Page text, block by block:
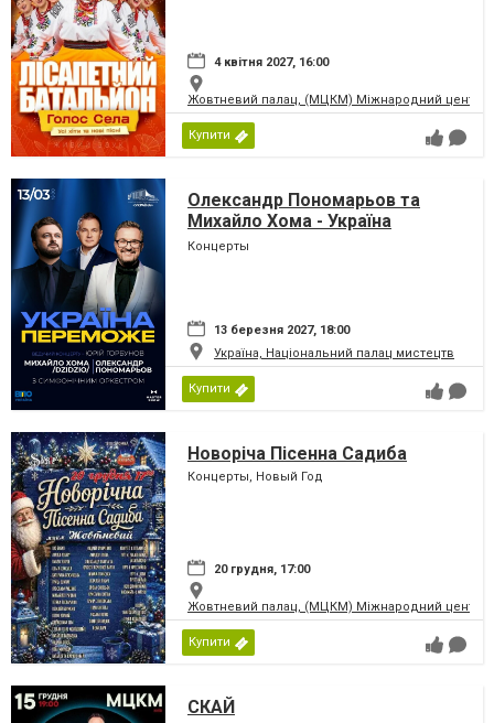
4 квітня 2027, 16:00
Жовтневий палац, (МЦКМ) Міжнародний центр
Купити
Олександр Пономарьов та
Михайло Хома - Україна
Переможе!
Концерты
13 березня 2027, 18:00
Україна, Національний палац мистецтв
Купити
Новоріча Пісенна Садиба
Концерты, Новый Год
20 грудня, 17:00
Жовтневий палац, (МЦКМ) Міжнародний центр
Купити
СКАЙ